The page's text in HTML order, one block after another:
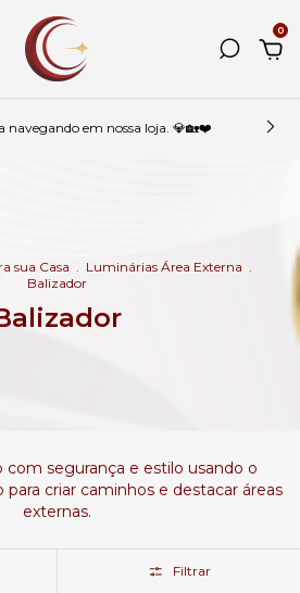
0
navegando em nossa loja. 💎🏡❤️
sua Casa Luminárias Área Externa
Balizador
com segurança e estilo usando o
criar caminhos e destacar áreas
externas.
Filtrar